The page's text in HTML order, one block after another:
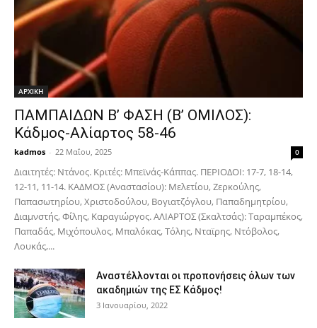
ΑΡΧΙΚΗ
ΠΑΜΠΑΙΔΩΝ Β’ ΦΑΣΗ (Β’ ΟΜΙΛΟΣ):
Κάδμος-Αλίαρτος 58-46
kadmos - 22 Μαΐου, 2025 0
Διαιτητές: Ντάνος. Κριτές: Μπεϊνάς-Κάππας. ΠΕΡΙΟΔΟΙ: 17-7, 18-14,
12-11, 11-14. ΚΑΔΜΟΣ (Αναστασίου): Μελετίου, Ζερκούλης,
Παπασωτηρίου, Χριστοδούλου, Βογιατζόγλου, Παπαδημητρίου,
Διαμνστής, Φίλης, Καραγιώργος. ΑΛΙΑΡΤΟΣ (Σκαλτσάς): Ταραμπέκος,
Παπαδάς, Μιχόπουλος, Μπαλόκας, Τόλης, Νταϊρης, Ντόβολος,
Λουκάς,...
Αναστέλλονται οι προπονήσεις όλων των
ακαδημιών της ΕΣ Κάδμος!
3 Ιανουαρίου, 2022